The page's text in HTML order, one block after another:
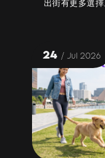
出街有更多選
品、戶外用品
24 / Jul 2026